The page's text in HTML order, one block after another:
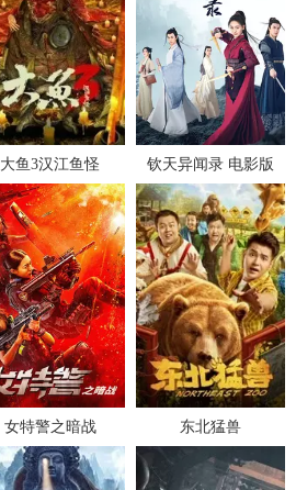
大鱼3汉江鱼怪 钦天异闻录 电影版
女特警之暗战 东北猛兽